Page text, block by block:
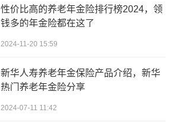
性价比高的养老年金险排行榜2024，领
钱多的年金险都在这了
2024-11-20 15:59
新华人寿养老年金保险产品介绍，新华
热门养老年金险分享
2024-07-11 11:42